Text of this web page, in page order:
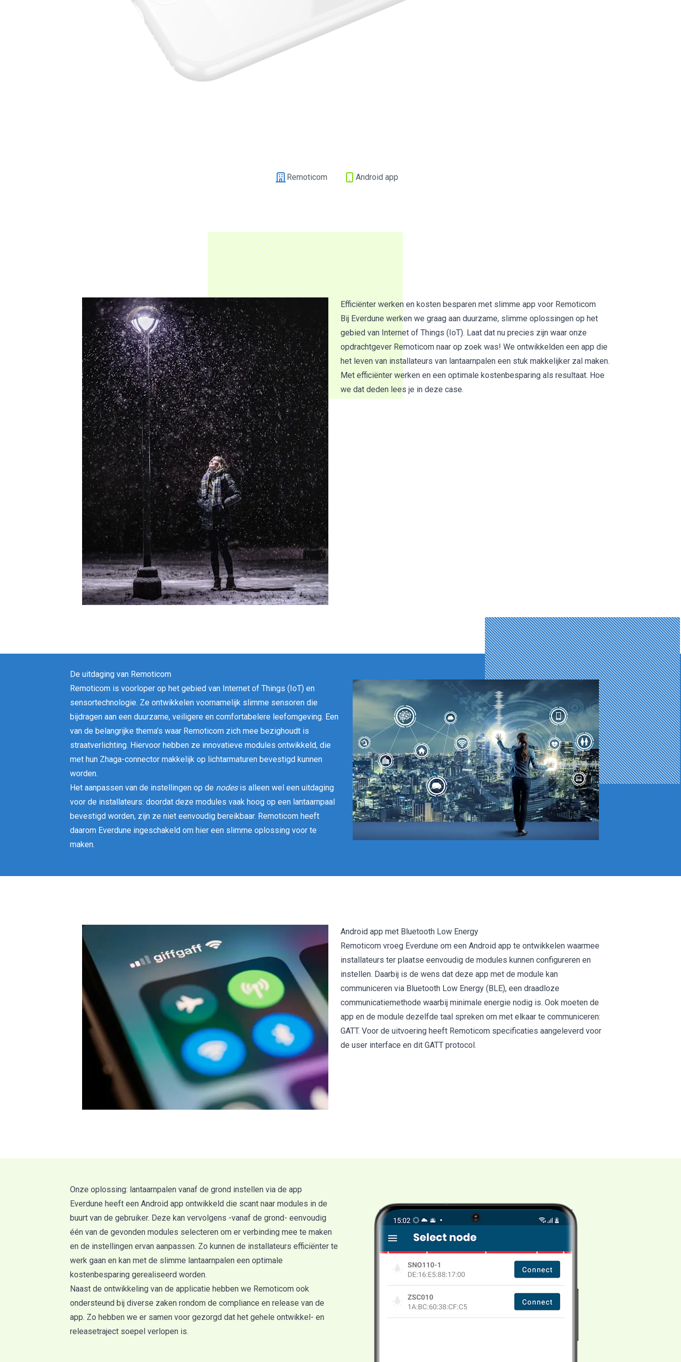
Remoticom Android app
Efficiënter werken en kosten besparen met slimme app voor Remoticom
Bij Everdune werken we graag aan duurzame, slimme oplossingen op het
gebied vanInternet of Things (IoT). Laat dat nu precies zijn waar onze
opdrachtgever Remoticom naar op zoek was! We ontwikkelden een app die
het leven van installateurs van lantaarnpalen een stuk makkelijker zal maken.
Met efficiënter werken en een optimale kostenbesparing als resultaat. Hoe
we dat deden lees je in deze case.
De uitdaging van Remoticom
Remoticom is voorloper op het gebied van Internet of Things (IoT) en
sensortechnologie. Ze ontwikkelen voornamelijk slimme sensoren die
bijdragen aan een duurzame, veiligere en comfortabelere leefomgeving. Een
van de belangrijke thema’s waar Remoticom zich mee bezighoudt is
straatverlichting. Hiervoor hebben ze innovatieve modules ontwikkeld, die
met hun Zhaga-connector makkelijk op lichtarmaturen bevestigd kunnen
worden.
Het aanpassen van de instellingen op de nodesis alleen wel een uitdaging
voor de installateurs: doordat deze modules vaak hoog op een lantaarnpaal
bevestigd worden, zijn ze niet eenvoudig bereikbaar. Remoticom heeft
daarom Everdune ingeschakeld om hier een slimme oplossing voor te
maken.
Android app met Bluetooth Low Energy
Remoticom vroeg Everdune om een Android app te ontwikkelen waarmee
installateurs ter plaatse eenvoudig de modules kunnen configureren en
instellen. Daarbij is de wens dat deze app met de module kan
communiceren via Bluetooth Low Energy (BLE), een draadloze
communicatiemethode waarbij minimale energie nodig is. Ook moeten de
app en de module dezelfde taal spreken om met elkaar te communiceren:
GATT. Voor de uitvoering heeft Remoticom specificaties aangeleverd voor
de user interface en dit GATT protocol.
Onze oplossing: lantaarnpalen vanaf de grond instellen via de app
Everdune heeft een Android app ontwikkeld die scant naar modules in de
buurt van de gebruiker. Deze kan vervolgens -vanaf de grond- eenvoudig
één van de gevonden modules selecteren om er verbinding mee te maken
en de instellingen ervan aanpassen. Zo kunnen de installateurs efficiënter te
werk gaan en kan met de slimme lantaarnpalen een optimale
kostenbesparing gerealiseerd worden.
Naast de ontwikkeling van de applicatie hebben we Remoticom ook
ondersteund bij diverse zaken rondom de compliance en release van de
app. Zo hebben we er samen voor gezorgd dat het gehele ontwikkel- en
releasetraject soepel verlopen is.